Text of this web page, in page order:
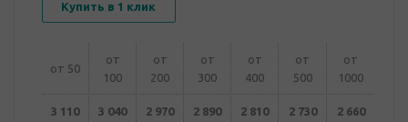
Купить в 1 клик
от 50
от
100
от
200
от
300
от
400
от
500
от
1000
3 110
3 040
2 970
2 890
2 810
2 730
2 660